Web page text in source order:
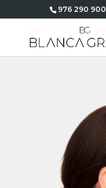
976 290 900